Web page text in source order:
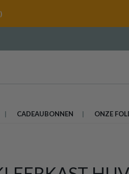
CADEAUBONNEN ONZE